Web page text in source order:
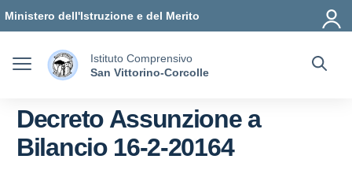
Vai ai contenuti
Vai al menu di navigazione
Vai al footer
Ministero dell'Istruzione e del Merito
Istituto Comprensivo
San Vittorino-Corcolle
Decreto Assunzione a
Bilancio 16-2-20164